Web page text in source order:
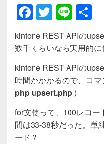
F
a
c
e
b
o
o
k
T
wi
tt
er
Li
n
e
kintone REST APIの
数千くらいなら実用的に
kintone REST APIの
時間かかかるので、コ
php upsert.php)
for文使って、100レコー
間は33-38秒だった。単
ード？